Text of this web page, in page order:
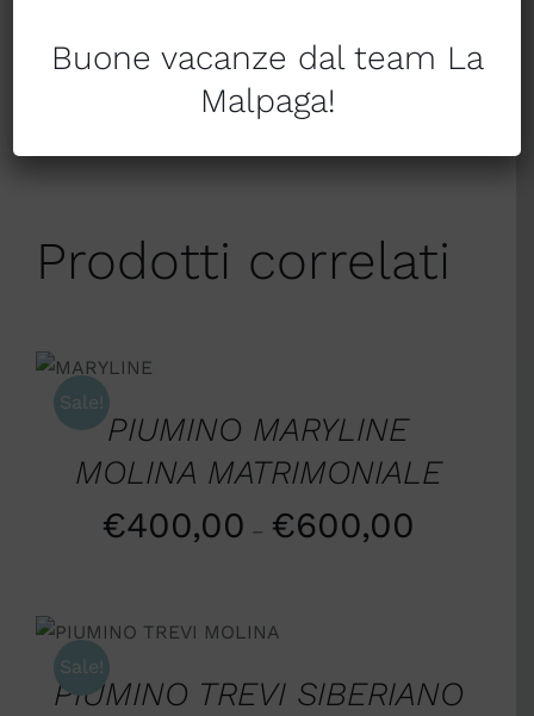
tramite Email
Prodotti correlati
Sale!
/
DETTAGLI
PIUMINO MARYLINE
MOLINA MATRIMONIALE
€400,00 – €600,00
Sale!
SCEGLI
/
DETTAGLI
PIUMINO TREVI SIBERIANO
Buone vacanze dal team La
Malpaga!